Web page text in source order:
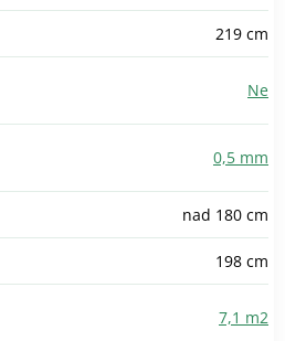
219 cm
Ne
0,5 mm
nad 180 cm
198 cm
7,1 m2